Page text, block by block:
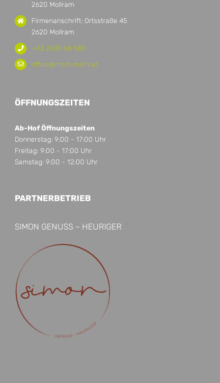
2620 Mollram
Firmenanschrift: Ortsstraße 45
2620 Mollram
+43 2635 68 583
office@most-michl.at
ÖFFNUNGSZEITEN
Ab-Hof Öffnungszeiten
Donnerstag: 9:00 - 17:00 Uhr
Freitag: 9:00 - 17:00 Uhr
Samstag: 9:00 - 12:00 Uhr
PARTNERBETRIEB
SIMON GENUSS – HEURIGER